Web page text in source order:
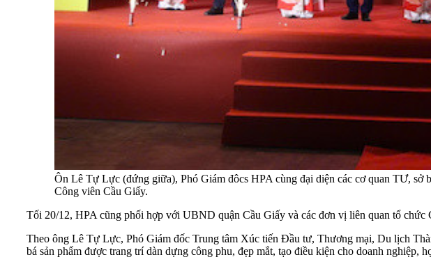
Ôn Lê Tự Lực (đứng giữa), Phó Giám đôcs HPA cùng đại diện các cơ quan TƯ, sở
Công viên Cầu Giấy.
Tối 20/12, HPA cũng phối hợp với UBND quận Cầu Giấy và các đơn vị liên quan tổ
Theo ông Lê Tự Lực, Phó Giám đốc Trung tâm Xúc tiến Đầu tư, Thương mại, Du lịch
bá sản phẩm được trang trí dàn dựng công phu, đẹp mắt, tạo điều kiện cho doanh nghiệp,